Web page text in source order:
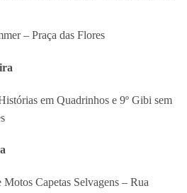
– Praça das Flores
em Quadrinhos e 9º Gibi sem
Capetas Selvagens – Rua